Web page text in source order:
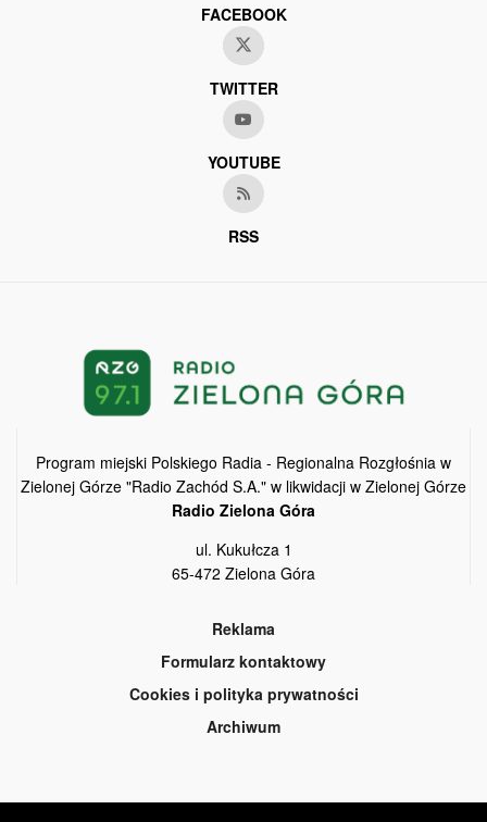
FACEBOOK
TWITTER
YOUTUBE
RSS
Program miejski Polskiego Radia - Regionalna Rozgłośnia w
Zielonej Górze "Radio Zachód S.A." w likwidacji w Zielonej Górze
Radio Zielona Góra
ul. Kukułcza 1
65-472 Zielona Góra
Reklama
Formularz kontaktowy
Cookies i polityka prywatności
Archiwum